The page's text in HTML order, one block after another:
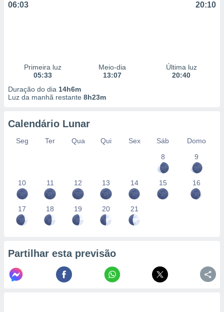
06:03 20:10
Primeira luz
05:33
Meio-dia
13:07
Última luz
20:40
Duração do dia 14h6m
Luz da manhã restante 8h23m
Calendário Lunar
Seg Ter Qua Qui Sex Sáb
Domo
8
9
10 11 12 13 14 15 16
17 18 19 20 21
Partilhar esta previsão